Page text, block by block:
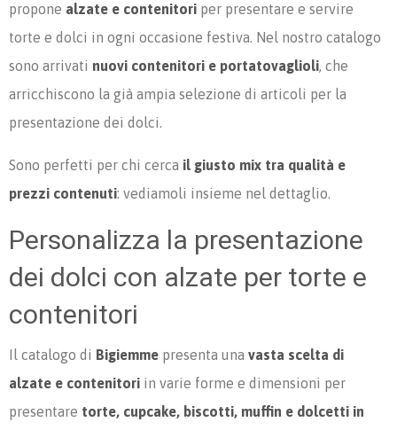
propone alzate e contenitori per presentare e servire
torte e dolci in ogni occasione festiva. Nel nostro catalogo
sono arrivati nuovi contenitori e portatovaglioli, che
arricchiscono la già ampia selezione di articoli per la
presentazione dei dolci.
Sono perfetti per chi cerca il giusto mix tra qualità e
prezzi contenuti: vediamoli insieme nel dettaglio.
Personalizza la presentazione
dei dolci con alzate per torte e
contenitori
Il catalogo di Bigiemme presenta una vasta scelta di
alzate e contenitori in varie forme e dimensioni per
presentare torte, cupcake, biscotti, muffin e dolcetti in